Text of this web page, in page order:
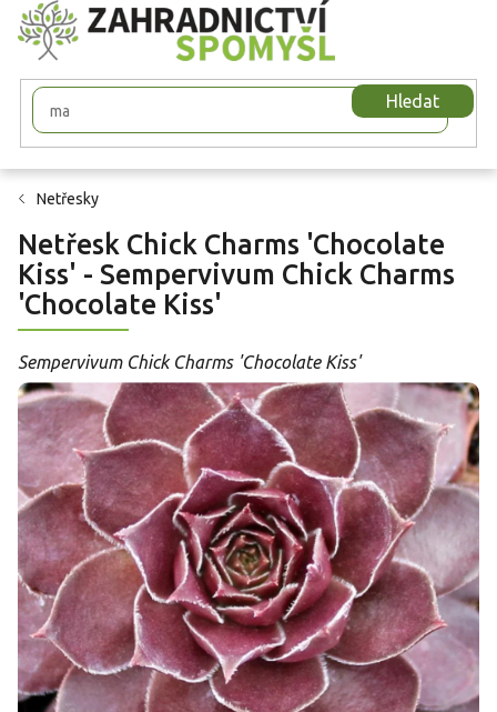
Přejít
na
obsah
Hledat
Netřesky
Netřesk Chick Charms 'Chocolate
Kiss' - Sempervivum Chick Charms
'Chocolate Kiss'
Sempervivum Chick Charms 'Chocolate Kiss'